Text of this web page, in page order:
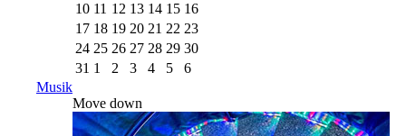
10 11 12 13 14 15 16
17 18 19 20 21 22 23
24 25 26 27 28 29 30
31 1 2 3 4 5
6
Musik
Move down